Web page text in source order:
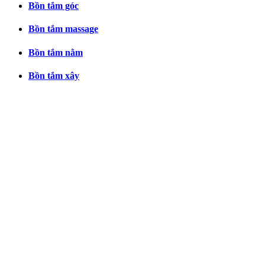
Bồn tắm góc
Bồn tắm massage
Bồn tắm nằm
Bồn tắm xây